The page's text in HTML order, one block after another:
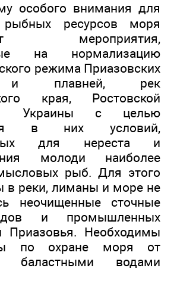
особого внимания для
рыбных ресурсов моря
мероприятия,
на нормализацию
режима Приазовских
и плавней, рек
края, Ростовской
Украины с целью
в них условий,
для нереста и
молоди наиболее
рыб. Для этого
в реки, лиманы и море не
неочищенные сточные
и промышленных
Приазовья. Необходимы
по охране моря от
баластными водами